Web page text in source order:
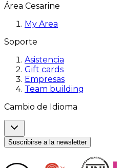
Área Cesarine
My Area
Soporte
Asistencia
Gift cards
Empresas
Team building
Cambio de Idioma
Suscribirse a la newsletter